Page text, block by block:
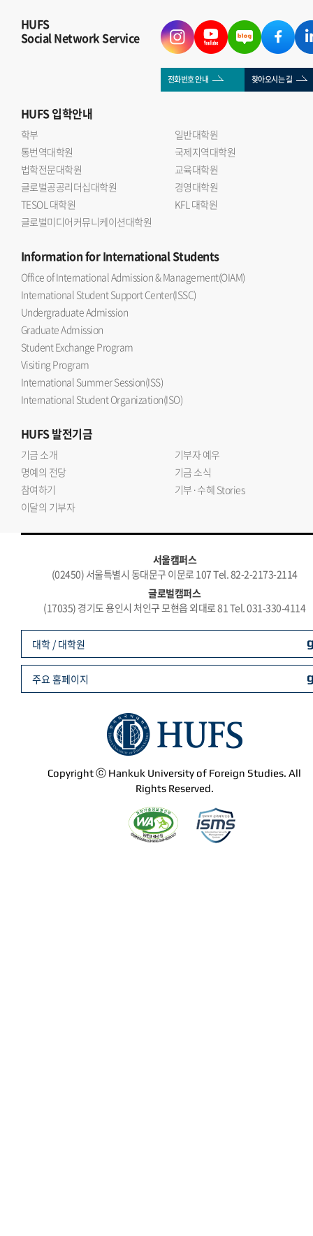
HUFS
Social Network Service
전화번호 안내 찾아오시는 길
HUFS입학안내
학부
일반대학원
통번역대학원
국제지역대학원
법학전문대학원
교육대학원
글로벌공공리더십대학원
경영대학원
TESOL 대학원
KFL 대학원
글로벌미디어커뮤니케이션대학원
Informationfor International Students
Office of International Admission & Management(OIAM)
International Student Support Center(ISSC)
Undergraduate Admission
Graduate Admission
Student Exchange Program
Visiting Program
International Summer Session(ISS)
International Student Organization(ISO)
HUFS발전기금
기금 소개
기부자 예우
명예의 전당
기금 소식
참여하기
기부·수혜 Stories
이달의 기부자
서울캠퍼스
(02450) 서울특별시 동대문구 이문로 107 Tel. 82-2-2173-2114
글로벌캠퍼스
(17035) 경기도 용인시 처인구 모현읍 외대로 81 Tel. 031-330-4114
Copyright ⓒ Hankuk University of Foreign Studies. All
Rights Reserved.
대학 / 대학원
주요 홈페이지